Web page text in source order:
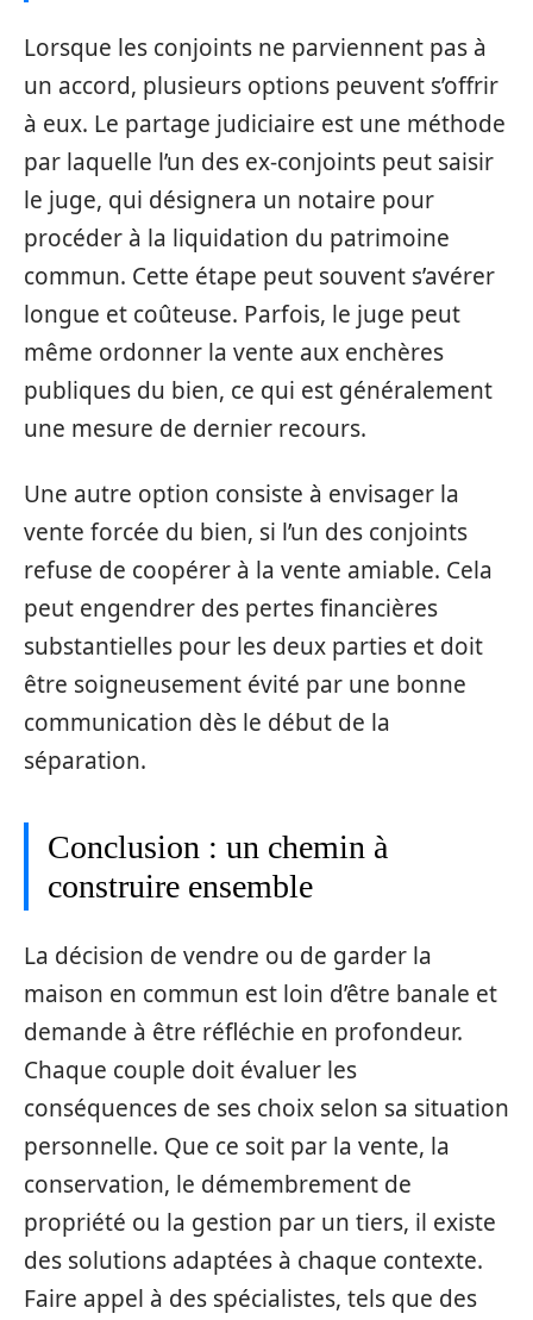
Lorsque les conjoints ne parviennent pas à
un accord, plusieurs options peuvent s’offrir
à eux. Le partage judiciaire est une méthode
par laquelle l’un des ex-conjoints peut saisir
le juge, qui désignera un notaire pour
procéder à la liquidation du patrimoine
commun. Cette étape peut souvent s’avérer
longue et coûteuse. Parfois, le juge peut
même ordonner la vente aux enchères
publiques du bien, ce qui est généralement
une mesure de dernier recours.
Une autre option consiste à envisager la
vente forcée du bien, si l’un des conjoints
refuse de coopérer à la vente amiable. Cela
peut engendrer des pertes financières
substantielles pour les deux parties et doit
être soigneusement évité par une bonne
communication dès le début de la
séparation.
Conclusion : un chemin à
construire ensemble
La décision de vendre ou de garder la
maison en commun est loin d’être banale et
demande à être réfléchie en profondeur.
Chaque couple doit évaluer les
conséquences de ses choix selon sa situation
personnelle. Que ce soit par la vente, la
conservation, le démembrement de
propriété ou la gestion par un tiers, il existe
des solutions adaptées à chaque contexte.
Faire appel à des spécialistes, tels que des